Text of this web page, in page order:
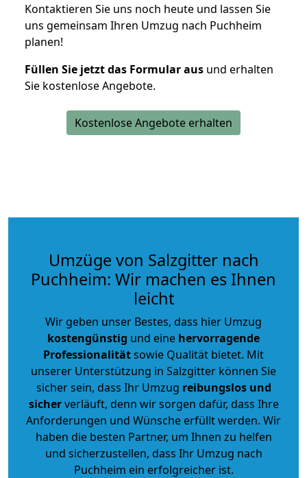
Kontaktieren Sie uns noch heute und lassen Sie
uns gemeinsam Ihren Umzug nach Puchheim
planen!
Füllen Sie jetzt das Formular aus und erhalten
Sie kostenlose Angebote.
Kostenlose Angebote erhalten
Umzüge von Salzgitter nach
Puchheim: Wir machen es Ihnen
leicht
Wir geben unser Bestes, dass hier Umzug
kostengünstig und eine hervorragende
Professionalitätsowie Qualität bietet. Mit
unserer Unterstützung in Salzgitter können Sie
sicher sein, dass Ihr Umzug reibungslos und
sicherverläuft, denn wir sorgen dafür, dass Ihre
Anforderungen und Wünsche erfüllt werden. Wir
haben die besten Partner, um Ihnen zu helfen
und sicherzustellen, dass Ihr Umzug nach
Puchheim ein erfolgreicher ist.